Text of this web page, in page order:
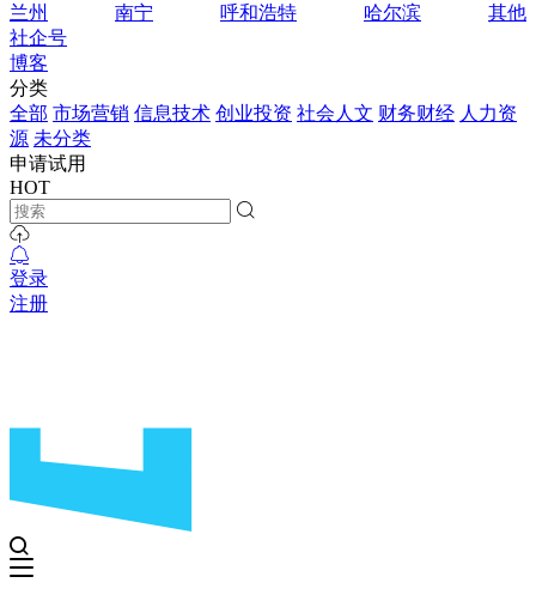
兰州
南宁 呼和浩特 哈尔滨
其他
社企号
博客
分类
全部 市场营销 信息技术 创业投资 社会人文 财务财经 人力资
源 未分类
申请试用
HOT
登录
注册